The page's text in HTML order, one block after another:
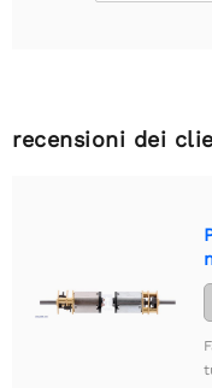
recensioni dei